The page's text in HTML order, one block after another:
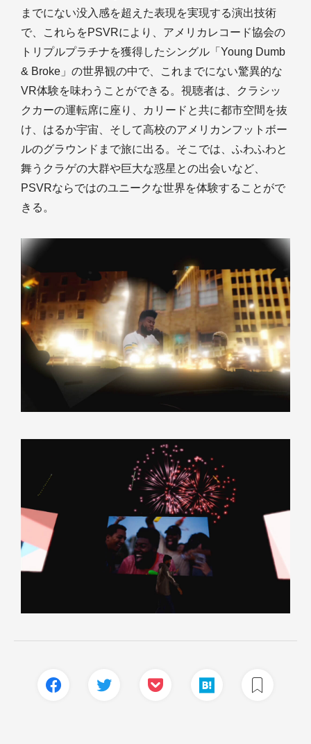
までにない没入感を超えた表現を実現する演出技術
で、これらをPSVRにより、アメリカレコード協会の
トリプルプラチナを獲得したシングル「Young Dumb
& Broke」の世界観の中で、これまでにない驚異的な
VR体験を味わうことができる。視聴者は、クラシッ
クカーの運転席に座り、カリードと共に都市空間を抜
け、はるか宇宙、そして高校のアメリカンフットボー
ルのグラウンドまで旅に出る。そこでは、ふわふわと
舞うクラゲの大群や巨大な惑星との出会いなど、
PSVRならではのユニークな世界を体験することがで
きる。